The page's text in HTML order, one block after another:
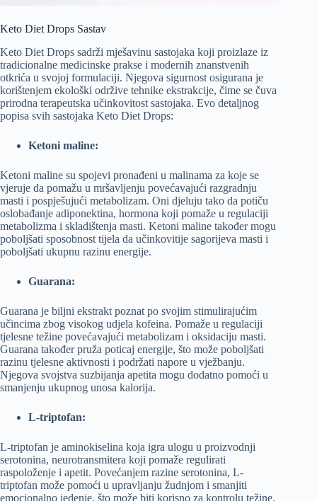
Keto Diet Drops Sastav
Keto Diet Drops sadrži mješavinu sastojaka koji proizlaze iz
tradicionalne medicinske prakse i modernih znanstvenih
otkrića u svojoj formulaciji. Njegova sigurnost osigurana je
korištenjem ekološki održive tehnike ekstrakcije, čime se čuva
prirodna terapeutska učinkovitost sastojaka. Evo detaljnog
popisa svih sastojaka Keto Diet Drops:
Ketoni maline:
Ketoni maline su spojevi pronađeni u malinama za koje se
vjeruje da pomažu u mršavljenju povećavajući razgradnju
masti i pospješujući metabolizam. Oni djeluju tako da potiču
oslobađanje adiponektina, hormona koji pomaže u regulaciji
metabolizma i skladištenja masti. Ketoni maline također mogu
poboljšati sposobnost tijela da učinkovitije sagorijeva masti i
poboljšati ukupnu razinu energije.
Guarana:
Guarana je biljni ekstrakt poznat po svojim stimulirajućim
učincima zbog visokog udjela kofeina. Pomaže u regulaciji
tjelesne težine povećavajući metabolizam i oksidaciju masti.
Guarana također pruža poticaj energije, što može poboljšati
razinu tjelesne aktivnosti i podržati napore u vježbanju.
Njegova svojstva suzbijanja apetita mogu dodatno pomoći u
smanjenju ukupnog unosa kalorija.
L-triptofan:
L-triptofan je aminokiselina koja igra ulogu u proizvodnji
serotonina, neurotransmitera koji pomaže regulirati
raspoloženje i apetit. Povećanjem razine serotonina, L-
triptofan može pomoći u upravljanju žudnjom i smanjiti
emocionalno jedenje, što može biti korisno za kontrolu težine.